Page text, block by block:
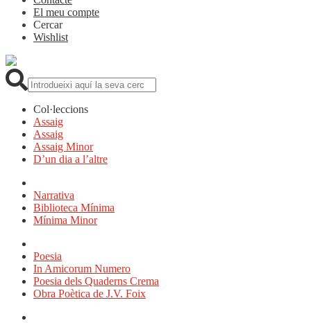
El meu compte
Cercar
Wishlist
Col·leccions
Assaig
Assaig
Assaig Minor
D’un dia a l’altre
Narrativa
Biblioteca Mínima
Mínima Minor
Poesia
In Amicorum Numero
Poesia dels Quaderns Crema
Obra Poètica de J.V. Foix